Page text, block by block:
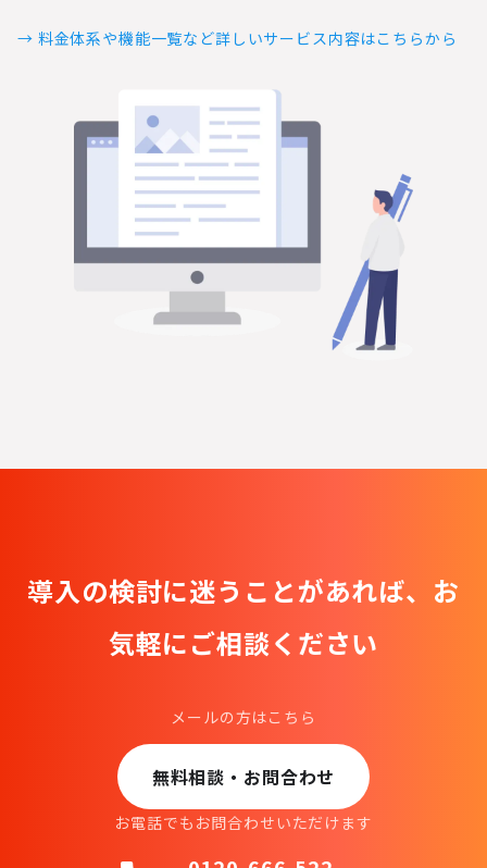
→ 料金体系や機能一覧など詳しいサービス内容はこちらから
導入の検討に迷うことがあれば、 お
気軽にご相談ください
メールの方はこちら
無料相談・お問合わせ
お電話でもお問合わせいただけます